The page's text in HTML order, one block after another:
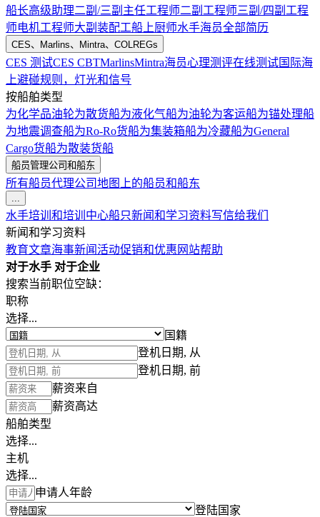
船长高级助理二副/三副 主任工程师二副工程师三副/四副工程
师电机工程师大副 装配工船上厨师水手海员全部简历
CES、Marlins、Mintra、COLREGs
CES 测试CES CBTMarlinsMintra海员心理测评在线测试国际海
上避碰规则，灯光和信号
按船舶类型
为化学品油轮为散货船为液化气船为油轮为客运船为锚处理船
为地震调查船为Ro-Ro货船为集装箱船为冷藏船为General
Cargo货船为散装货船
船员管理公司和船东
所有船员代理公司地图上的船员和船东
...
水手培训和培训中心船只新闻和学习资料写信给我们
新闻和学习资料
教育文章海事新闻活动促销和优惠 网站帮助
对于水手 对于企业
搜索当前职位空缺：
职称
选择...
国籍
登机日期, 从
登机日期, 前
薪资来自
薪资高达
船舶类型
选择...
主机
选择...
申请人年龄
登陆国家